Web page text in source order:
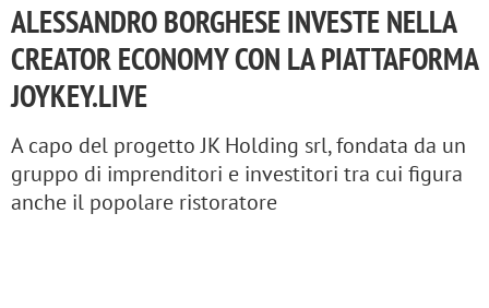
ALESSANDRO BORGHESE INVESTE NELLA
CREATOR ECONOMY CON LA PIATTAFORMA
JOYKEY.LIVE
A capo del progetto JK Holding srl, fondata da un
gruppo di imprenditori e investitori tra cui figura
anche il popolare ristoratore